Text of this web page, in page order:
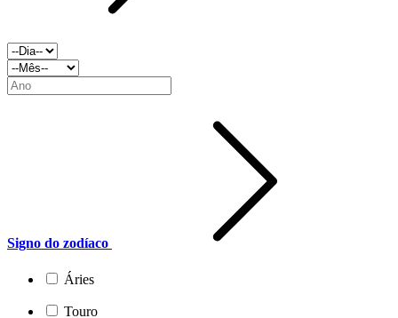
Signo do zodíaco
Áries
Touro